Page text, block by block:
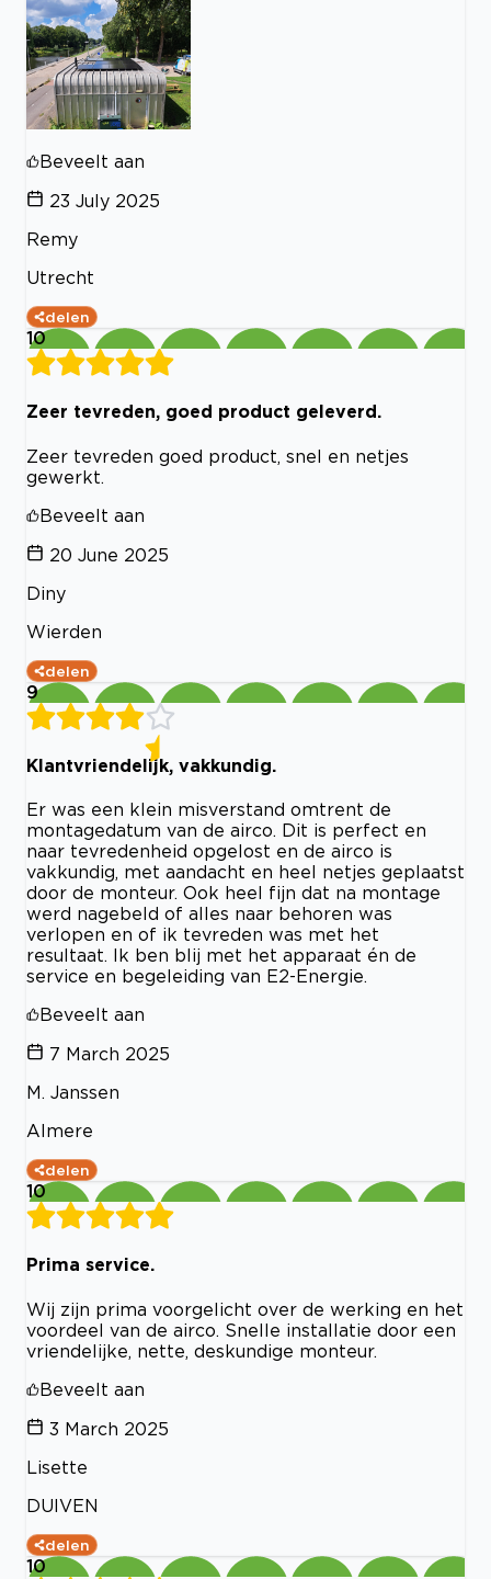
Beveelt aan
23 July 2025
Remy
Utrecht
delen
10
Zeer tevreden, goed product geleverd.
Zeer tevreden goed product, snel en netjes
gewerkt.
Beveelt aan
20 June 2025
Diny
Wierden
delen
9
Klantvriendelijk, vakkundig.
Er was een klein misverstand omtrent de
montagedatum van de airco. Dit is perfect en
naar tevredenheid opgelost en de airco is
vakkundig, met aandacht en heel netjes geplaatst
door de monteur. Ook heel fijn dat na montage
werd nagebeld of alles naar behoren was
verlopen en of ik tevreden was met het
resultaat. Ik ben blij met het apparaat én de
service en begeleiding van E2-Energie.
Beveelt aan
7 March 2025
M. Janssen
Almere
delen
10
Prima service.
Wij zijn prima voorgelicht over de werking en het
voordeel van de airco. Snelle installatie door een
vriendelijke, nette, deskundige monteur.
Beveelt aan
3 March 2025
Lisette
DUIVEN
delen
10